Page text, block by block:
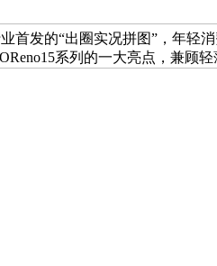
首发的“出圈实况拼图”，年轻
系列的一大亮点，兼顾